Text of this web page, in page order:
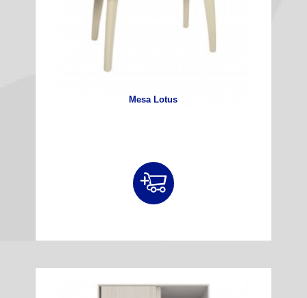
Mesa Lotus